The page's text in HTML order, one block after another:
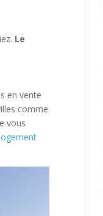
Le
en vente
comme
vous